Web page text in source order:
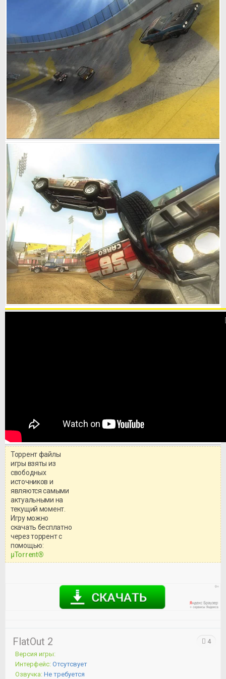
системными требованиями и
Торрент файлы
игры взяты из
свободных
источников и
являются самыми
актуальными на
текущий момент.
Игру можно
скачать бесплатно
через торрент с
помощью:
μTorrent®
FlatOut 2
Версия игры:
Интерфейс: Отсутсвует
Озвучка: Не требуется
4